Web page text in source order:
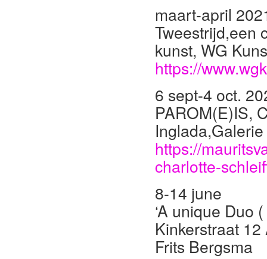
maart-april
Tweestrijd,een
kunst, WG
https://
6 sept-4 oct.
PAROM(E)IS,
https://
charlotte-
8-14 june
‘A unique Duo
Kinkerstraat
Frits Bergsma